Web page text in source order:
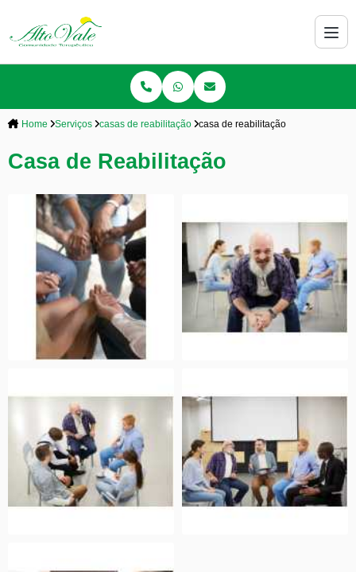
Home Serviços casas de reabilitação casa de reabilitação
Casa de Reabilitação